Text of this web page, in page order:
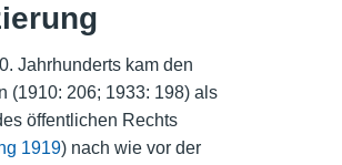
Jahrhunderts kam den
(1910: 206; 1933: 198) als
öffentlichen Rechts
1919) nach wie vor der